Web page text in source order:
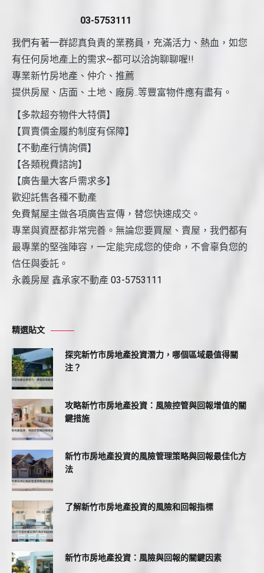
03-5753111
我們有著一群認真負責的業務員，充滿活力、熱血，如您
有任何房地產上的需求~都可以洽詢聊聊喔!!
專業新竹房地產、仲介、推薦
提供房屋、店面、土地、廠房..等豐富物件應有盡有。
【多款超夯物件大特價】
【買賣價金履約制度有保障】
【不動產行情詢價】
【各類稅費諮詢】
【廣告量大客戶需求多】
歡迎託售各種不動產
免費幫屋主做各項廣告宣傳，替您快速成交。
專業與資歷都非常完善。無論您要買屋、賣屋，我們都有
最專業的堅強陣容，一定能完成您的使命，不會辜負您的
信任與委託。
永義房屋 鑫承家不動產 03-5753111
精選貼文
探究新竹市房地產投資潛力，哪個區域最值得關
注？
攻略新竹市房地產投資：風險控管與回報增值的關
鍵措施
新竹市房地產投資的風險管理策略與回報最佳化方
法
了解新竹市房地產投資的風險和回報指標
新竹市房地產投資：風險與回報的關鍵因素